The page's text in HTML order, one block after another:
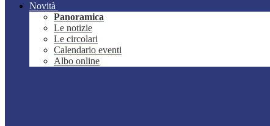
Novità
Panoramica
Le notizie
Le circolari
Calendario eventi
Albo online